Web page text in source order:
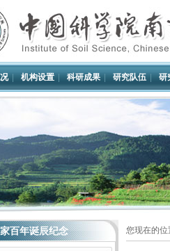
| 机构设置 | 科研成果 | 研究队伍 | 研
百年诞辰纪念 您现在的位